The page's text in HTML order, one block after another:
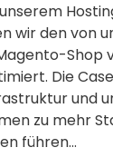
wir den von
Shop
Die
und
zu mehr
führen...